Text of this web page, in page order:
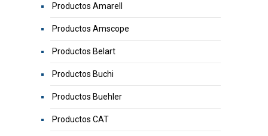
Productos Amarell
Productos Amscope
Productos Belart
Productos Buchi
Productos Buehler
Productos CAT